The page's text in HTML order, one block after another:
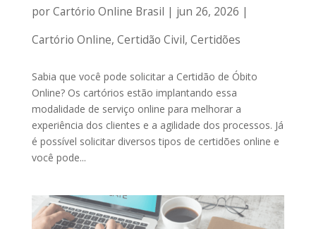
porCartório Online Brasil | jun 26, 2026 |
Cartório Online, Certidão Civil, Certidões
Sabia que você pode solicitar a Certidão de Óbito
Online? Os cartórios estão implantando essa
modalidade de serviço online para melhorar a
experiência dos clientes e a agilidade dos processos. Já
é possível solicitar diversos tipos de certidões online e
você pode...